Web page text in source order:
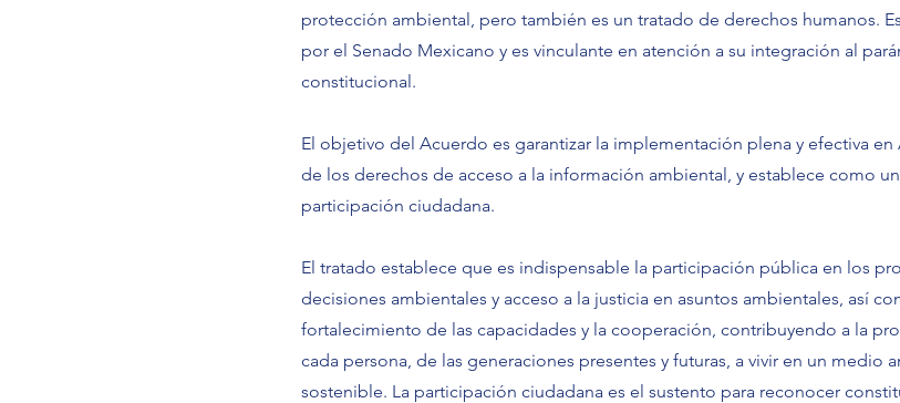
protección ambiental, pero también es un tratado de derechos humanos.
por el Senado Mexicano y es vinculante en atención a su integración al
constitucional.
El objetivo del Acuerdo es garantizar la implementación plena y efectiva en
de los derechos de acceso a la información ambiental, y establece como
participación ciudadana.
El tratado establece que es indispensable la participación pública en los
decisiones ambientales y acceso a la justicia en asuntos ambientales, así
fortalecimiento de las capacidades y la cooperación, contribuyendo a la
cada persona, de las generaciones presentes y futuras, a vivir en un medio
sostenible. La participación ciudadana es el sustento para reconocer